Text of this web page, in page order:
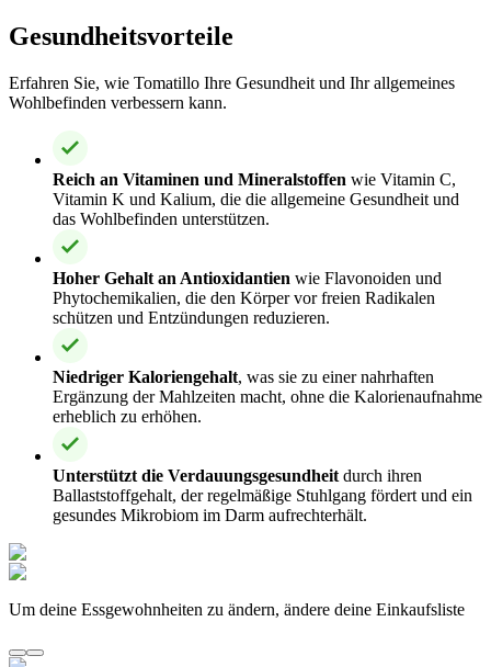
Gesundheitsvorteile
Erfahren Sie, wie Tomatillo Ihre Gesundheit und Ihr allgemeines
Wohlbefinden verbessern kann.
Reich an Vitaminen und Mineralstoffen wie Vitamin C,
Vitamin K und Kalium, die die allgemeine Gesundheit und
das Wohlbefinden unterstützen.
Hoher Gehalt an Antioxidantien wie Flavonoiden und
Phytochemikalien, die den Körper vor freien Radikalen
schützen und Entzündungen reduzieren.
Niedriger Kaloriengehalt, was sie zu einer nahrhaften
Ergänzung der Mahlzeiten macht, ohne die Kalorienaufnahme
erheblich zu erhöhen.
Unterstützt die Verdauungsgesundheit durch ihren
Ballaststoffgehalt, der regelmäßige Stuhlgang fördert und ein
gesundes Mikrobiom im Darm aufrechterhält.
Um deine Essgewohnheiten zu ändern, ändere deine Einkaufsliste